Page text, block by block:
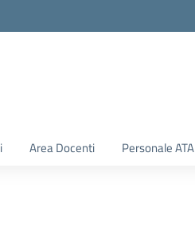
Area Docenti Personale ATA